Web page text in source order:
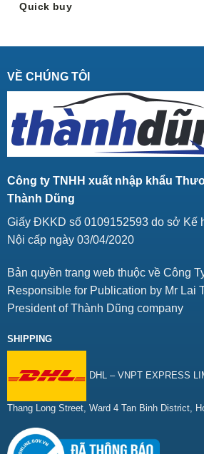
Quick buy
VỀ CHÚNG TÔI
Công ty TNHH xuất nhập khẩu
Thành Dũng
Giấy ĐKKD số 0109152593 do sở Kế
Nội cấp ngày 03/04/2020
Bản quyền trang web thuộc về Công
Responsible for Publication by Mr Lai
President of Thành Dũng company
SHIPPING
DHL – VNPT EXPRESS
Thang Long Street, Ward 4 Tan Binh District,